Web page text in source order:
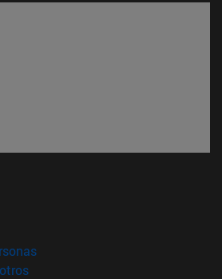
nueva ventana)
(abre en nueva ventana)
(abre en nueva ventana)